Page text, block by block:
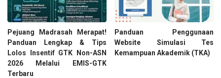
Pejuang Madrasah Merapat!
Panduan Lengkap & Tips
Lolos Insentif GTK Non-ASN
2026 Melalui EMIS-GTK
Terbaru
Panduan Penggunaan
Website Simulasi Tes
Kemampuan Akademik (TKA)